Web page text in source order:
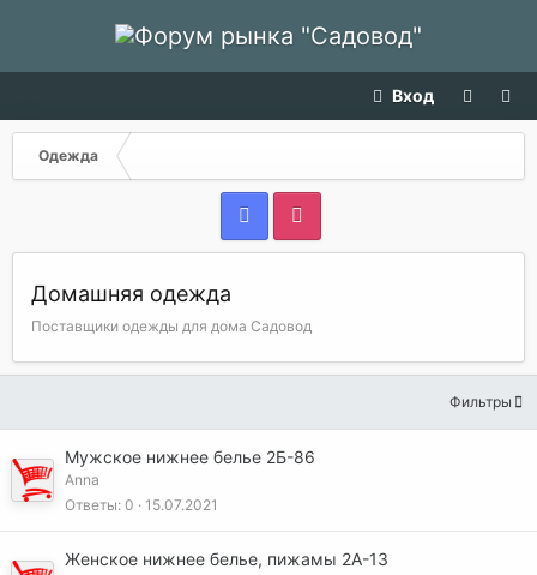
Вход
Одежда
Домашняя одежда
Поставщики одежды для дома Садовод
Фильтры
Мужское нижнее белье 2Б-86
Anna
Ответы 0 15.07.2021
Женское нижнее белье, пижамы 2А-13